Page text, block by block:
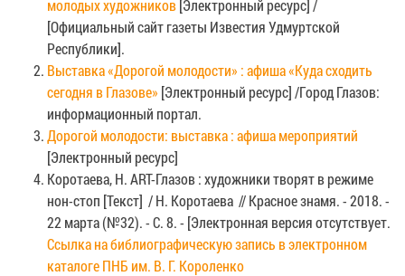
молодых художников [Электронный ресурс] /
[Официальный сайт газеты Известия Удмуртской
Республики].
Выставка «Дорогой молодости» : афиша «Куда сходить
сегодня в Глазове» [Электронный ресурс] /Город Глазов:
информационный портал.
Дорогой молодости: выставка : афиша мероприятий
[Электронный ресурс]
Коротаева, Н. ART-Глазов : художники творят в режиме
нон-стоп [Текст] / Н. Коротаева // Красное знамя. - 2018. -
22 марта (№32). - С. 8. - [Электронная версия отсутствует.
Ссылка на библиографическую запись в электронном
каталоге ПНБ им. В. Г. Короленко